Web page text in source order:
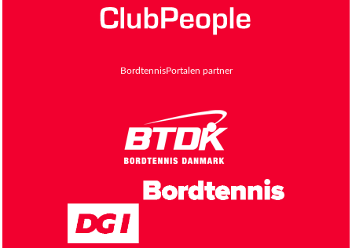
BordtennisPortalen partner